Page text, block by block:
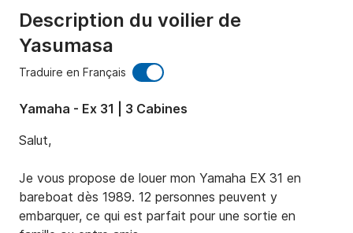
Description du voilier de
Yasumasa
Traduire en Français
Yamaha - Ex 31 | 3 Cabines
Salut,
Je vous propose de louer mon Yamaha EX 31 en
bareboat dès 1989. 12 personnes peuvent y
embarquer, ce qui est parfait pour une sortie en